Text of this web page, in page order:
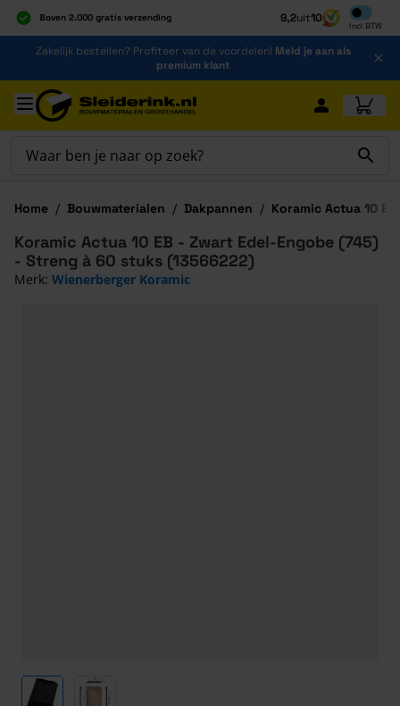
Boven 2.000 gratis verzending
Al 40 jaar dé specialist
Alles onder één dak
9,2uit10
Incl BTW
Inclusief
Ga naar de inhoud
Zakelijk bestellen? Profiteer van de voordelen! Meld je aan als
premium klant
Ga naar hoofdinhoud
Home / Bouwmaterialen / Dakpannen / Koramic Actua 10 EB
View larger imageView larger image
Koramic Actua 10 EB - Zwart Edel-Engobe (745)
- Streng à 60 stuks (13566222)
Merk: Wienerberger Koramic